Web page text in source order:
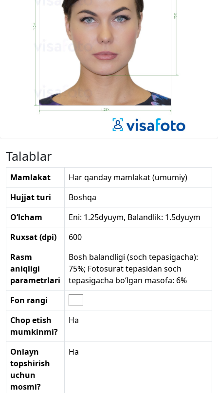
Talablar
Mamlakat
Har qanday mamlakat (umumiy)
Hujjat turi
Boshqa
O‘lcham
Eni: 1.25dyuym, Balandlik: 1.5dyuym
Ruxsat (dpi)
600
Rasm
aniqligi
parametrlari
Bosh balandligi (soch tepasigacha):
75%; Fotosurat tepasidan soch
tepasigacha bo‘lgan masofa: 6%
Fon rangi
Chop etish
mumkinmi?
Ha
Onlayn
topshirish
uchun
mosmi?
Ha